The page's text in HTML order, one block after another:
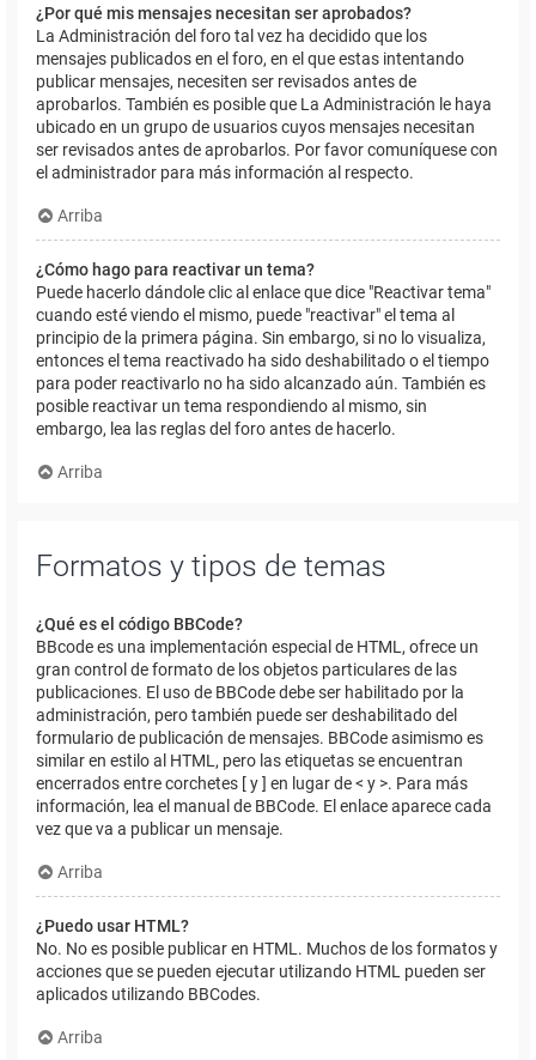
¿Por qué mis mensajes necesitan ser aprobados?
La Administración del foro tal vez ha decidido que los
mensajes publicados en el foro, en el que estas intentando
publicar mensajes, necesiten ser revisados antes de
aprobarlos. También es posible que La Administración le haya
ubicado en un grupo de usuarios cuyos mensajes necesitan
ser revisados antes de aprobarlos. Por favor comuníquese con
el administrador para más información al respecto.
Arriba
¿Cómo hago para reactivar un tema?
Puede hacerlo dándole clic al enlace que dice "Reactivar tema"
cuando esté viendo el mismo, puede "reactivar" el tema al
principio de la primera página. Sin embargo, si no lo visualiza,
entonces el tema reactivado ha sido deshabilitado o el tiempo
para poder reactivarlo no ha sido alcanzado aún. También es
posible reactivar un tema respondiendo al mismo, sin
embargo, lea las reglas del foro antes de hacerlo.
Arriba
Formatos y tipos de temas
¿Qué es el código BBCode?
BBcode es una implementación especial de HTML, ofrece un
gran control de formato de los objetos particulares de las
publicaciones. El uso de BBCode debe ser habilitado por la
administración, pero también puede ser deshabilitado del
formulario de publicación de mensajes. BBCode asimismo es
similar en estilo al HTML, pero las etiquetas se encuentran
encerrados entre corchetes [ y ] en lugar de < y >. Para más
información, lea el manual de BBCode. El enlace aparece cada
vez que va a publicar un mensaje.
Arriba
¿Puedo usar HTML?
No. No es posible publicar en HTML. Muchos de los formatos y
acciones que se pueden ejecutar utilizando HTML pueden ser
aplicados utilizando BBCodes.
Arriba